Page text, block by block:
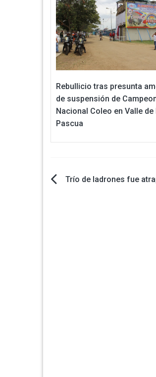
Rebullicio tras presunta
de suspensión de
Nacional Coleo en Valle de
Pascua
Navegación
Trío de ladrones fue